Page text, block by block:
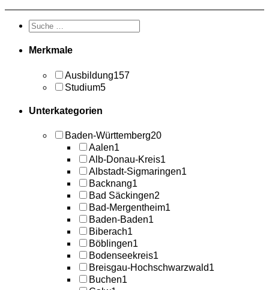
Merkmale
Ausbildung157
Studium5
Unterkategorien
Baden-Württemberg20
Aalen1
Alb-Donau-Kreis1
Albstadt-Sigmaringen1
Backnang1
Bad Säckingen2
Bad-Mergentheim1
Baden-Baden1
Biberach1
Böblingen1
Bodenseekreis1
Breisgau-Hochschwarzwald1
Buchen1